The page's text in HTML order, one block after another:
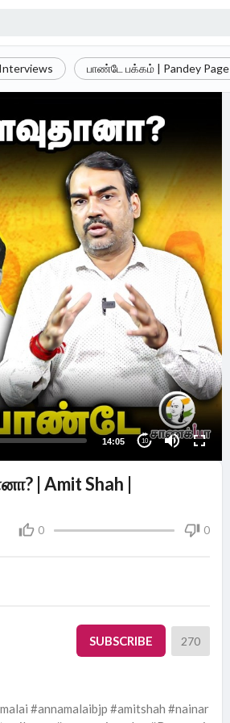
Interviews பாண்டே பக்கம் | Pandey Page
14:05 10
| Amit Shah |
0 0
SUBSCRIBE 270
#annamalaibjp #amitshah #nainar